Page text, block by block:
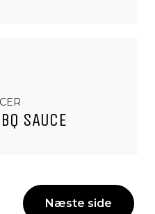
SAUCE
Næste side